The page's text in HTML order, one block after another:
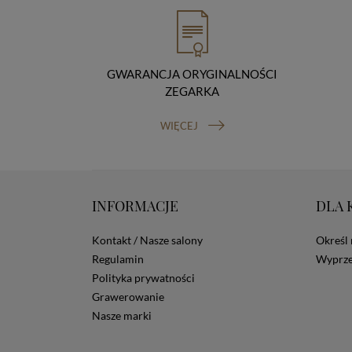
GWARANCJA ORYGINALNOŚCI
ZEGARKA
WIĘCEJ
INFORMACJE
Kontakt / Nasze salony
Regulamin
Polityka prywatności
Grawerowanie
Nasze marki
DLA
Określ